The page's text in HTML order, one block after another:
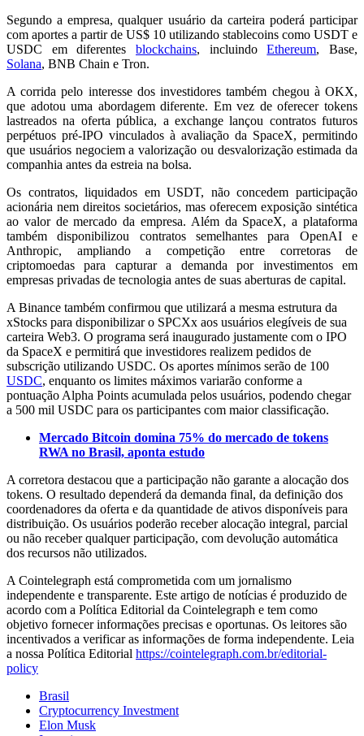
Segundo a empresa, qualquer usuário da carteira poderá participar
com aportes a partir de US$ 10 utilizando stablecoins como USDT e
USDC em diferentes blockchains, incluindoEthereum, Base,
Solana, BNB Chain e Tron.
A corrida pelo interesse dos investidores também chegou à OKX,
que adotou uma abordagem diferente. Em vez de oferecer tokens
lastreados na oferta pública, a exchange lançou contratos futuros
perpétuos pré-IPO vinculados à avaliação da SpaceX, permitindo
que usuários negociem a valorização ou desvalorização estimada da
companhia antes da estreia na bolsa.
Os contratos, liquidados em USDT, não concedem participação
acionária nem direitos societários, mas oferecem exposição sintética
ao valor de mercado da empresa. Além da SpaceX, a plataforma
também disponibilizou contratos semelhantes para OpenAI e
Anthropic, ampliando a competição entre corretoras de
criptomoedas para capturar a demanda por investimentos em
empresas privadas de tecnologia antes de suas aberturas de capital.
A Binance também confirmou que utilizará a mesma estrutura da
xStocks para disponibilizar o SPCXx aos usuários elegíveis de sua
carteira Web3. O programa será inaugurado justamente com o IPO
da SpaceX e permitirá que investidores realizem pedidos de
subscrição utilizando USDC. Os aportes mínimos serão de 100
USDC, enquanto os limites máximos variarão conforme a
pontuação Alpha Points acumulada pelos usuários, podendo chegar
a 500 mil USDC para os participantes com maior classificação.
Mercado Bitcoin domina 75% do mercado de tokens
RWA no Brasil, aponta estudo
A corretora destacou que a participação não garante a alocação dos
tokens. O resultado dependerá da demanda final, da definição dos
coordenadores da oferta e da quantidade de ativos disponíveis para
distribuição. Os usuários poderão receber alocação integral, parcial
ou não receber qualquer participação, com devolução automática
dos recursos não utilizados.
A Cointelegraph está comprometida com um jornalismo
independente e transparente. Este artigo de notícias é produzido de
acordo com a Política Editorial da Cointelegraph e tem como
objetivo fornecer informações precisas e oportunas. Os leitores são
incentivados a verificar as informações de forma independente. Leia
a nossa Política Editorial https://cointelegraph.com.br/editorial-
policy
Brasil
Cryptocurrency Investment
Elon Musk